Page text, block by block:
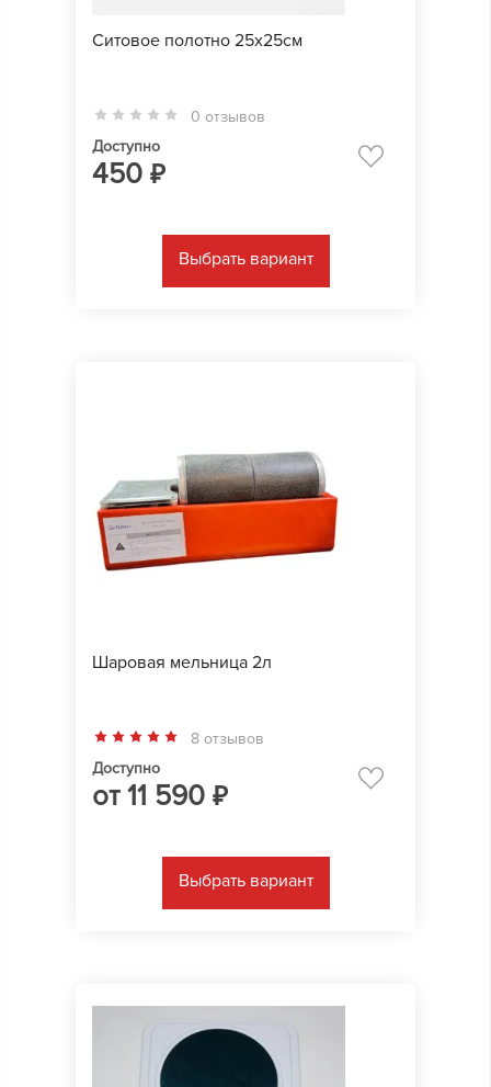
Ситовое полотно 25х25см
0 отзывов
Доступно
450 ₽
Выбрать вариант
Шаровая мельница 2л
8 отзывов
Доступно
от11 590 ₽
Выбрать вариант